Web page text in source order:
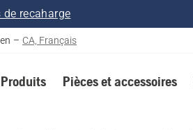
de recaharge
– CA, Français
Produits Pièces et accessoires